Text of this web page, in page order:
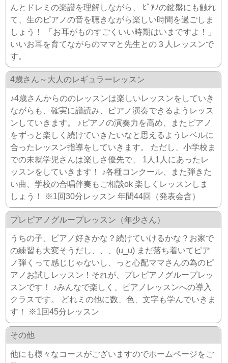
んとドレミの楽譜を理解しながら、 ﾋﾟｱﾉの鍵盤にも触れ
て、生のピアノの音を聴きながら楽しい時間を過ごしま
しょう！ 「お耳がものすごくいい時期はいまですよ！」
いいお耳を育てながらのママと先生との３人レッスンで
す。
4歳さん～大人のレギュラーレッスン
♪4歳さんからののレッスンは楽しいレッスンをしていき
ながらも、確実に譜読み、ピアノ演奏できるようレッス
ンしていきます。 ♪ピアノの演奏力を高め、またピアノ
をずっと楽しく続けていきたいなと思えるようレベルに
合ったレッスン指導をしていきます。 ただし、小学校ま
での未就学児さんは楽しさ優先で、 1人1人にあったレ
ッスンをしていきます！ ♪各種コンクール、また弾きた
い曲、学校の合唱伴奏もご相談ok 楽しくレッスンしま
しょう！ ※1回30分レッスン 年間44回（発表会含）
プレピアノグループレッスン（年少さん）
うちの子、ピアノ好きかな？続けていけるかな？お家で
の練習も大変そうだし、、、(u_u) まだ落ち着いてピア
ノ弾くって感じじゃないし、っと心配ママさんの為のピ
アノお試しレッスン！それが、プレピアノグループレッ
スンです！ ♪みんなで楽しく、ピアノレッスンへの導入
クラスです。 どれミの他に数、色、文字も学んでいきま
す！ ※1回45分レッスン
その他
他にも様々なコースがございますのでホームページをご